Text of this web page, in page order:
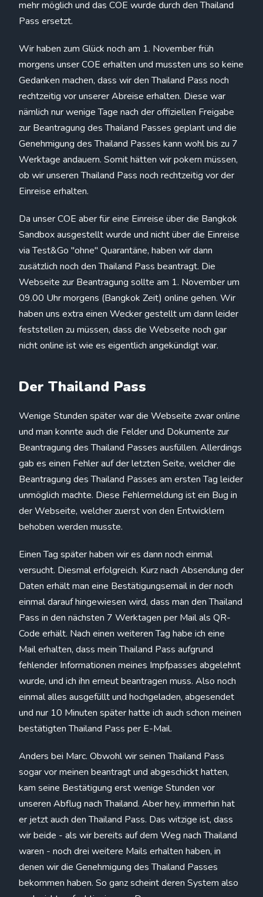
mehr möglich und das COE wurde durch den Thailand
Pass ersetzt.
Wir haben zum Glück noch am 1. November früh
morgens unser COE erhalten und mussten uns so keine
Gedanken machen, dass wir den Thailand Pass noch
rechtzeitig vor unserer Abreise erhalten. Diese war
nämlich nur wenige Tage nach der offiziellen Freigabe
zur Beantragung des Thailand Passes geplant und die
Genehmigung des Thailand Passes kann wohl bis zu 7
Werktage andauern. Somit hätten wir pokern müssen,
ob wir unseren Thailand Pass noch rechtzeitig vor der
Einreise erhalten.
Da unser COE aber für eine Einreise über die Bangkok
Sandbox ausgestellt wurde und nicht über die Einreise
via Test&Go "ohne" Quarantäne, haben wir dann
zusätzlich noch den Thailand Pass beantragt. Die
Webseite zur Beantragung sollte am 1. November um
09.00 Uhr morgens (Bangkok Zeit) online gehen. Wir
haben uns extra einen Wecker gestellt um dann leider
feststellen zu müssen, dass die Webseite noch gar
nicht online ist wie es eigentlich angekündigt war.
Der Thailand Pass
Wenige Stunden später war die Webseite zwar online
und man konnte auch die Felder und Dokumente zur
Beantragung des Thailand Passes ausfüllen. Allerdings
gab es einen Fehler auf der letzten Seite, welcher die
Beantragung des Thailand Passes am ersten Tag leider
unmöglich machte. Diese Fehlermeldung ist ein Bug in
der Webseite, welcher zuerst von den Entwicklern
behoben werden musste.
Einen Tag später haben wir es dann noch einmal
versucht. Diesmal erfolgreich. Kurz nach Absendung der
Daten erhält man eine Bestätigungsemail in der noch
einmal darauf hingewiesen wird, dass man den Thailand
Pass in den nächsten 7 Werktagen per Mail als QR-
Code erhält. Nach einen weiteren Tag habe ich eine
Mail erhalten, dass mein Thailand Pass aufgrund
fehlender Informationen meines Impfpasses abgelehnt
wurde, und ich ihn erneut beantragen muss. Also noch
einmal alles ausgefüllt und hochgeladen, abgesendet
und nur 10 Minuten später hatte ich auch schon meinen
bestätigten Thailand Pass per E-Mail.
Anders bei Marc. Obwohl wir seinen Thailand Pass
sogar vor meinen beantragt und abgeschickt hatten,
kam seine Bestätigung erst wenige Stunden vor
unseren Abflug nach Thailand. Aber hey, immerhin hat
er jetzt auch den Thailand Pass. Das witzige ist, dass
wir beide - als wir bereits auf dem Weg nach Thailand
waren - noch drei weitere Mails erhalten haben, in
denen wir die Genehmigung des Thailand Passes
bekommen haben. So ganz scheint deren System also